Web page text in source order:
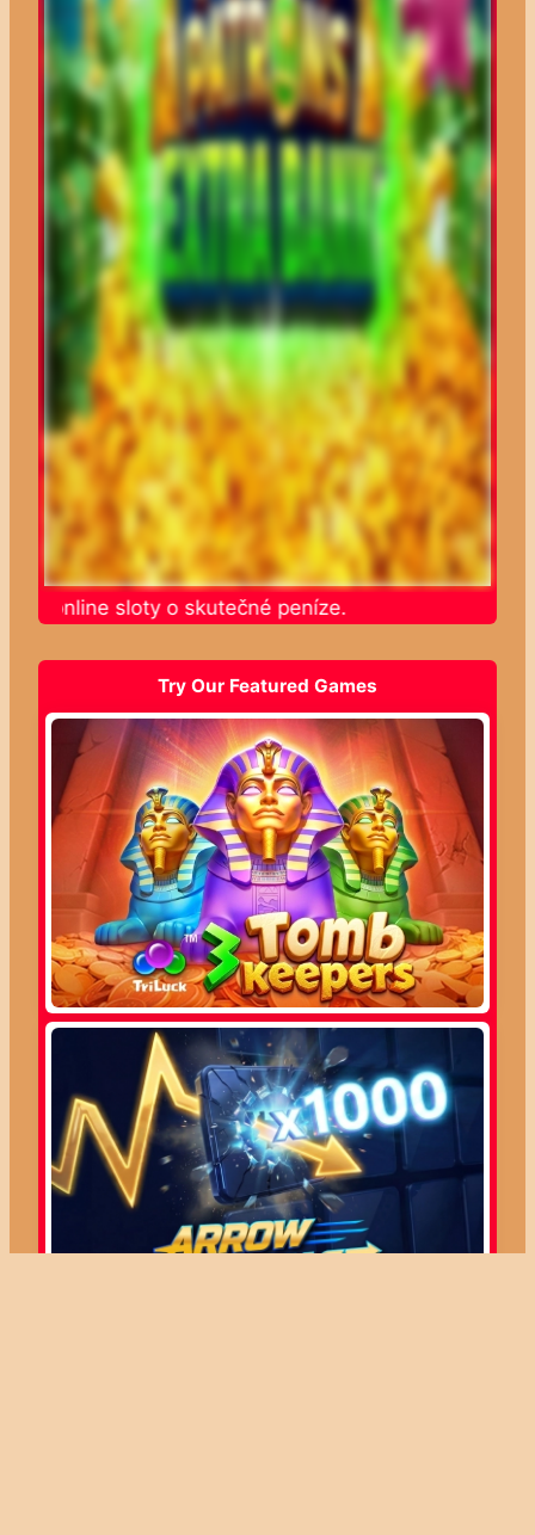
online sloty o skutečné peníze.
Try Our Featured Games